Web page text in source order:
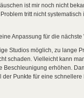
ist mir noch nicht
tritt nicht
Anpassung für die nächste
Studios möglich, zu lange
schaden. Vielleicht kann
Beschleunigung erhöhen.
Punkte für eine